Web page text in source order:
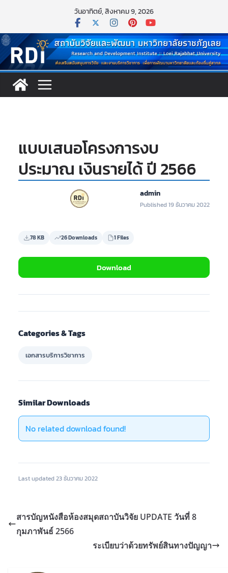
content
วันอาทิตย์, สิงหาคม 9, 2026
แบบเสนอโครงการงบ
ประมาณ เงินรายได้ ปี 2566
admin
Published 19 ธันวาคม 2022
78 KB 26 Downloads 1 Files
Download
Categories & Tags
เอกสารบริการวิชาการ
Similar Downloads
No related download found!
Last updated 23 ธันวาคม 2022
สารบัญหนังสือห้องสมุดสถาบันวิจัย UPDATE วันที่ 8
กุมภาพันธ์ 2566
ระเบียบว่าด้วยทรัพย์สินทางปัญญา